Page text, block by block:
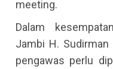
meeting.
Dalam
Jambi H.
pengawas perlu